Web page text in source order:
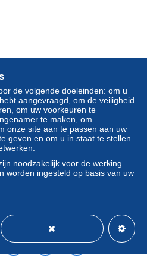
(met tracking)
€ 6,00
met
Er worden geen
of bankoverschrijving
die Delcampe ter
"Mijn aankopen: Betalen".
met
credit/debitcard of
aan mijn favorieten
de volgende doeleinden: om u
aangevraagd, om de veiligheid
om uw voorkeuren te
te maken, om
onze site aan te passen aan uw
geven en om u in staat te stellen
noodzakelijk voor de werking
worden ingesteld op basis van uw